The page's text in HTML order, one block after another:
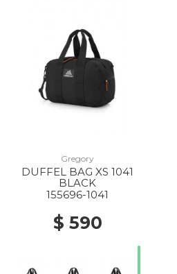
Gregory
DUFFEL BAG XS 1041
BLACK
155696-1041
$ 590